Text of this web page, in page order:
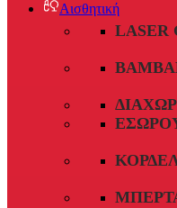
Αισθητική
LASER